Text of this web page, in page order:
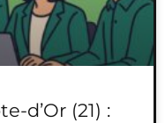
d’Or (21) :